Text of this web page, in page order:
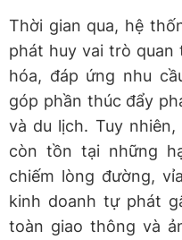
Thời gian qua, hệ
phát huy vai trò
hóa, đáp ứng nhu
góp phần thúc đẩy
và du lịch. Tuy
còn tồn tại những
chiếm lòng đường,
kinh doanh tự phát
toàn giao thông và